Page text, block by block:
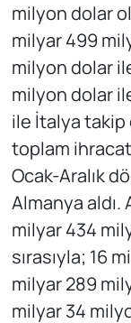
milyon dolar
milyar 499
milyon dolar
milyon dolar
ile İtalya takip
toplam
Ocak-Aralık
Almanya aldı.
milyar 434
sırasıyla; 16
milyar 289
milyar 34